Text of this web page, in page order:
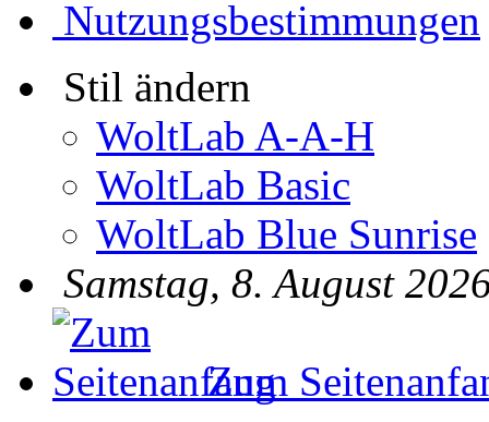
Nutzungsbestimmungen
Stil ändern
WoltLab A-A-H
WoltLab Basic
WoltLab Blue Sunrise
Samstag, 8. August
Zum